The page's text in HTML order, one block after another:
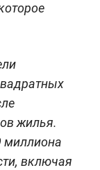
жилья.
миллиона
включая